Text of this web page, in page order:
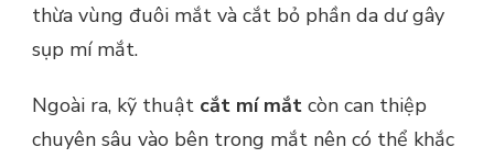
thừa vùng đuôi mắt và cắt bỏ phần da dư gây
sụp mí mắt.
Ngoài ra, kỹ thuật cắt mí mắt còn can thiệp
chuyên sâu vào bên trong mắt nên có thể khắc